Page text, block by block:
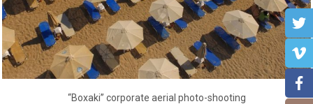
“Boxaki” corporate aerial photo-shooting